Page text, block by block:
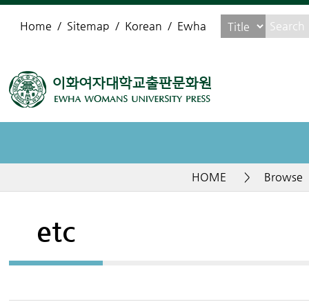
Home Sitemap Korean Ewha
HOME > Browse
etc